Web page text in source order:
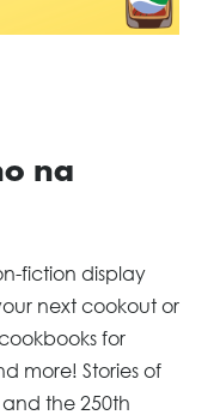
na
fiction display
next cookout or
for
more! Stories of
the 250th